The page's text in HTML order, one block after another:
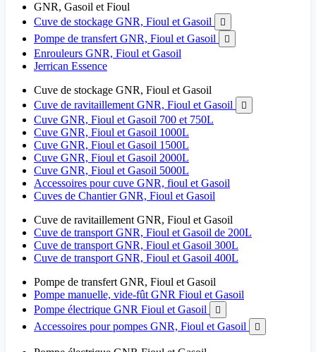
GNR, Gasoil et Fioul
Cuve de stockage GNR, Fioul et Gasoil

Pompe de transfert GNR, Fioul et Gasoil 
Enrouleurs GNR, Fioul et Gasoil
Jerrican Essence
Cuve de stockage GNR, Fioul et Gasoil
Cuve de ravitaillement GNR, Fioul et Gasoil

Cuve GNR, Fioul et Gasoil 700 et 750L
Cuve GNR, Fioul et Gasoil 1000L
Cuve GNR, Fioul et Gasoil 1500L
Cuve GNR, Fioul et Gasoil 2000L
Cuve GNR, Fioul et Gasoil 5000L
Accessoires pour cuve GNR, fioul et Gasoil
Cuves de Chantier GNR, Fioul et Gasoil
Cuve de ravitaillement GNR, Fioul et Gasoil
Cuve de transport GNR, Fioul et Gasoil de 200L
Cuve de transport GNR, Fioul et Gasoil 300L
Cuve de transport GNR, Fioul et Gasoil 400L
Pompe de transfert GNR, Fioul et Gasoil
Pompe manuelle, vide-fût GNR Fioul et Gasoil
Pompe électrique GNR Fioul et Gasoil

Accessoires pour pompes GNR, Fioul et Gasoil 